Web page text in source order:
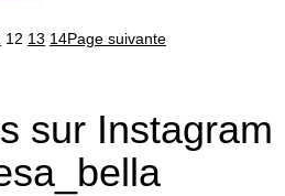
12 13 14Page suivante
sur Instagram